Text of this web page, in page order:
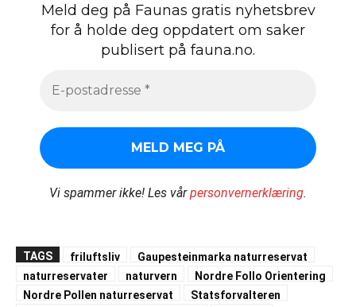
Meld deg på Faunas gratis nyhetsbrev
for å holde deg oppdatert om saker
publisert på fauna.no.
Vi spammer ikke! Les vårpersonvernerklæring.
TAGS friluftsliv
Gaupesteinmarka naturreservat
naturreservater
naturvern
Nordre Follo Orientering
Nordre Pollen naturreservat
Statsforvalteren